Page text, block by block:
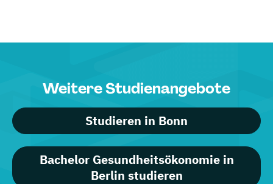
Weitere Studienangebote
Studieren in Bonn
Bachelor Gesundheitsökonomie in
Berlin studieren